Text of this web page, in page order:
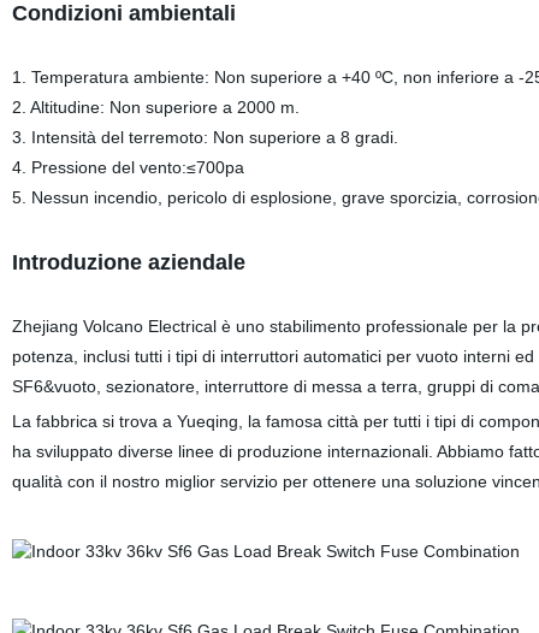
Condizioni ambientali
1. Temperatura ambiente: Non superiore a +40 ºC, non inferiore a
2. Altitudine: Non superiore a 2000 m.
3. Intensità del terremoto: Non superiore a 8 gradi.
4. Pressione del vento:≤700pa
5. Nessun incendio, pericolo di esplosione, grave sporcizia,
Introduzione aziendale
Zhejiang Volcano Electrical è uno stabilimento professionale per la
potenza, inclusi tutti i tipi di interruttori automatici per vuoto interni
SF6&vuoto, sezionatore, interruttore di messa a terra, gruppi di
La fabbrica si trova a Yueqing, la famosa città per tutti i tipi di
ha sviluppato diverse linee di produzione internazionali. Abbiamo
qualità con il nostro miglior servizio per ottenere una soluzione